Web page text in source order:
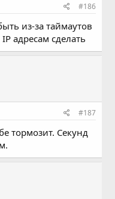
#186
из-за таймаутов
адресам сделать
#187
тормозит. Секунд